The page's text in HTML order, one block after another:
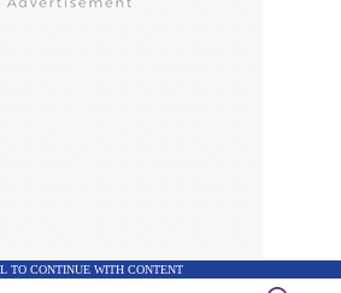
TO CONTINUE WITH CONTENT